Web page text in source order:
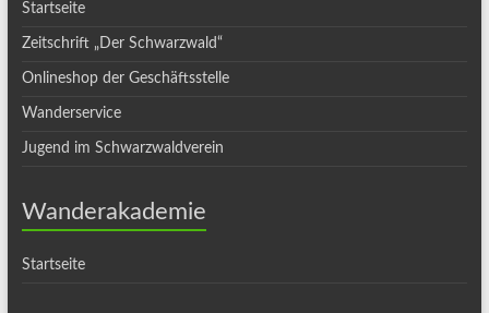
Startseite
Zeitschrift „Der Schwarzwald“
Onlineshop der Geschäftsstelle
Wanderservice
Jugend im Schwarzwaldverein
Wanderakademie
Startseite